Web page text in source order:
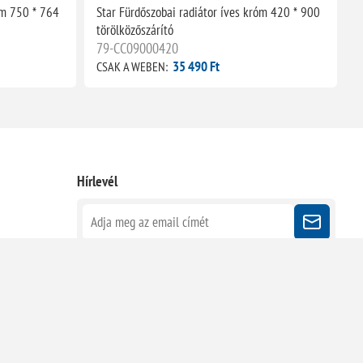
750 * 764
Star Fürdőszobai radiátor íves króm 420 * 900
törölközőszárító
79-CC09000420
CSAK A WEBEN: 35 490 Ft
Hírlevél